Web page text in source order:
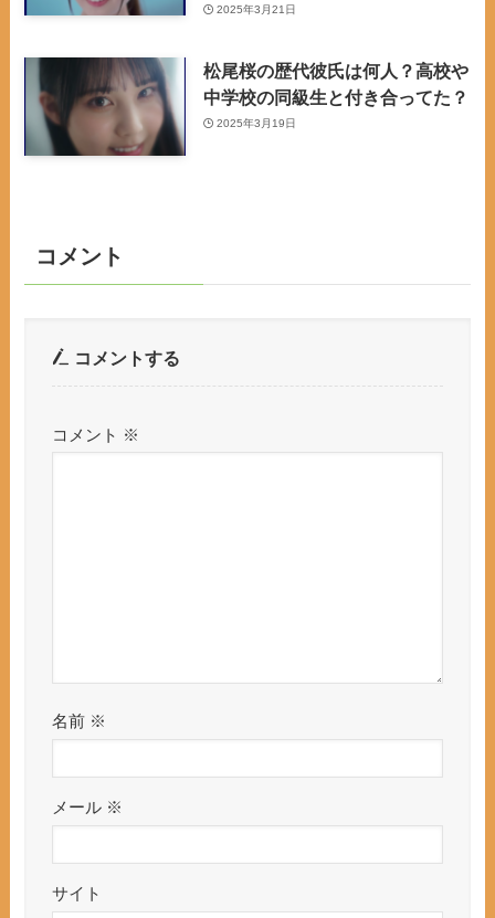
2025年3月21日
松尾桜の歴代彼氏は何人？高校や
中学校の同級生と付き合ってた？
2025年3月19日
コメント
コメントする
コメント ※
名前 ※
メール ※
サイト